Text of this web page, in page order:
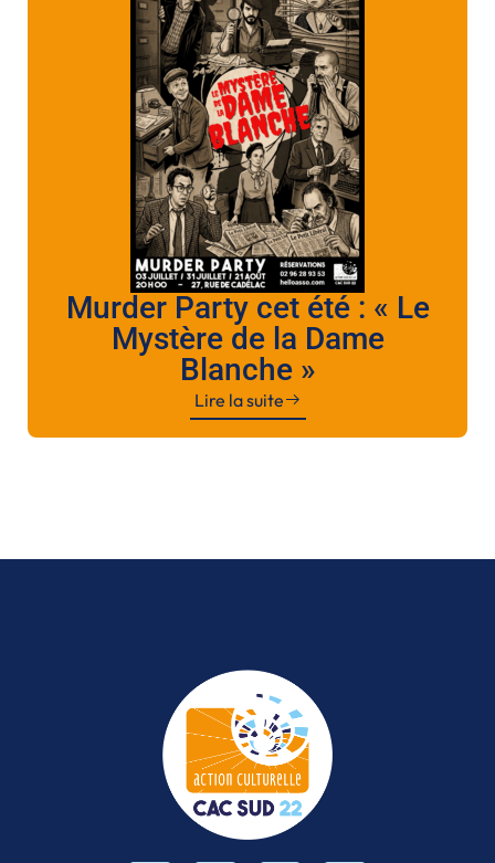
Murder Party cet été : « Le
Mystère de la Dame
Blanche »
Lire la suite